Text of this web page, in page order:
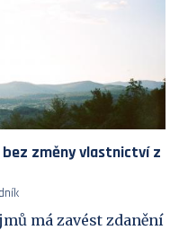
změny vlastnictví z
má zavést zdanění